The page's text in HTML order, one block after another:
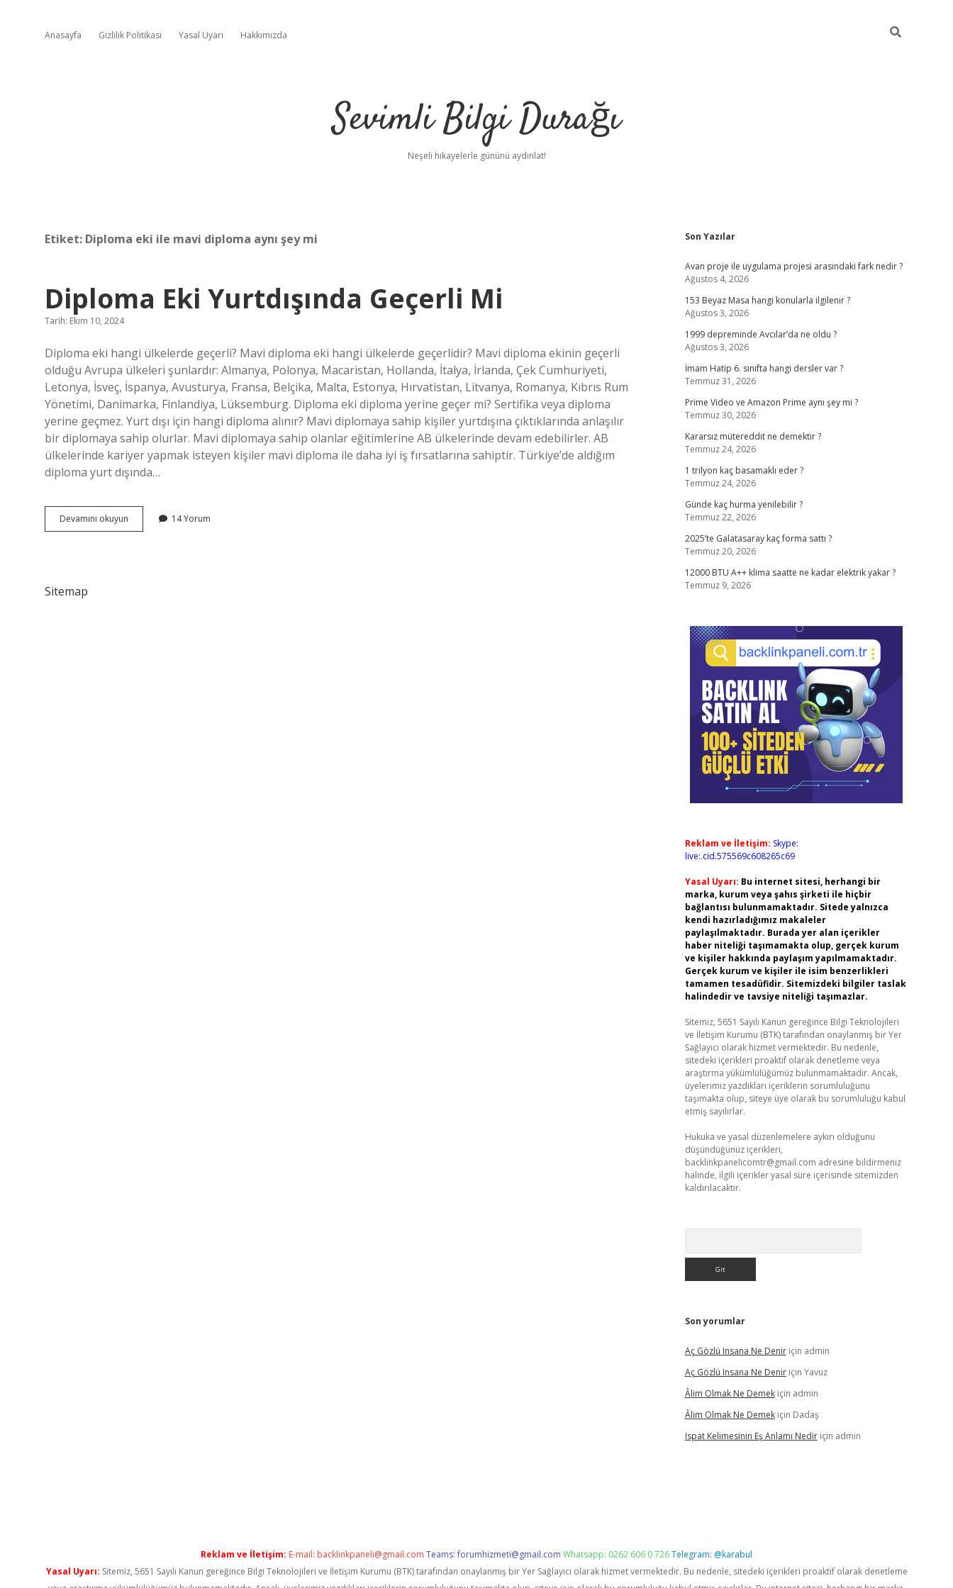
Anasayfa Gizlilik Politikası Yasal Uyarı Hakkımızda
Sevimli Bilgi Durağı
Neşeli hikayelerle gününü aydınlat!
Etiket: Diploma eki ile mavi diploma aynı şey mi
Diploma Eki Yurtdışında Geçerli Mi
Tarih: Ekim 10, 2024
Diploma eki hangi ülkelerde geçerli? Mavi diploma eki hangi ülkelerde geçerlidir? Mavi diploma ekinin geçerli
olduğu Avrupa ülkeleri şunlardır: Almanya, Polonya, Macaristan, Hollanda, İtalya, İrlanda, Çek Cumhuriyeti,
Letonya, İsveç, İspanya, Avusturya, Fransa, Belçika, Malta, Estonya, Hırvatistan, Litvanya, Romanya, Kıbrıs Rum
Yönetimi, Danimarka, Finlandiya, Lüksemburg. Diploma eki diploma yerine geçer mi? Sertifika veya diploma
yerine geçmez. Yurt dışı için hangi diploma alınır? Mavi diplomaya sahip kişiler yurtdışına çıktıklarında anlaşılır
bir diplomaya sahip olurlar. Mavi diplomaya sahip olanlar eğitimlerine AB ülkelerinde devam edebilirler. AB
ülkelerinde kariyer yapmak isteyen kişiler mavi diploma ile daha iyi iş fırsatlarına sahiptir. Türkiye’de aldığım
diploma yurt dışında…
Devamını okuyun Diploma
Eki
14 Yorum
Sitemap
Sidebar
Son Yazılar
Avan proje ile uygulama projesi arasındaki fark nedir ?
Ağustos 4, 2026
153 Beyaz Masa hangi konularla ilgilenir ?
Ağustos 3, 2026
1999 depreminde Avcılar’da ne oldu ?
Ağustos 3, 2026
İmam Hatip 6. sınıfta hangi dersler var ?
Temmuz 31, 2026
Prime Video ve Amazon Prime aynı şey mi ?
Temmuz 30, 2026
Kararsız mütereddit ne demektir ?
Temmuz 24, 2026
1 trilyon kaç basamaklı eder ?
Temmuz 24, 2026
Günde kaç hurma yenilebilir ?
Temmuz 22, 2026
2025’te Galatasaray kaç forma sattı ?
Temmuz 20, 2026
12000 BTU A++ klima saatte ne kadar elektrik yakar ?
Temmuz 9, 2026
Reklam ve İletişim: Skype:
live:.cid.575569c608265c69
Yasal Uyarı: Bu internet sitesi, herhangi bir
marka, kurum veya şahıs şirketi ile hiçbir
bağlantısı bulunmamaktadır. Sitede yalnızca
kendi hazırladığımız makaleler
paylaşılmaktadır. Burada yer alan içerikler
haber niteliği taşımamakta olup, gerçek kurum
ve kişiler hakkında paylaşım yapılmamaktadır.
Gerçek kurum ve kişiler ile isim benzerlikleri
tamamen tesadüfidir. Sitemizdeki bilgiler taslak
halindedir ve tavsiye niteliği taşımazlar.
Sitemiz, 5651 Sayılı Kanun gereğince Bilgi Teknolojileri
ve İletişim Kurumu (BTK) tarafından onaylanmış bir Yer
Sağlayıcı olarak hizmet vermektedir. Bu nedenle,
sitedeki içerikleri proaktif olarak denetleme veya
araştırma yükümlülüğümüz bulunmamaktadır. Ancak,
üyelerimiz yazdıkları içeriklerin sorumluluğunu
taşımakta olup, siteye üye olarak bu sorumluluğu kabul
etmiş sayılırlar.
Hukuka ve yasal düzenlemelere aykırı olduğunu
düşündüğünüz içerikleri,
backlinkpanelicomtr@gmail.com adresine bildirmeniz
halinde, ilgili içerikler yasal süre içerisinde sitemizden
kaldırılacaktır.
Son yorumlar
Aç Gözlü Insana Ne Deniriçin admin
Aç Gözlü Insana Ne Deniriçin Yavuz
Âlim Olmak Ne Demekiçin admin
Âlim Olmak Ne Demekiçin Dadaş
Ispat Kelimesinin Eş Anlamı Nediriçin admin
Reklam ve İletişim: E-mail: backlinkpaneli@gmail.com Teams:forumhizmeti@gmail.com Whatsapp: 0262 606 0 726Telegram: @karabul
Yasal Uyarı: Sitemiz, 5651 Sayılı Kanun gereğince Bilgi Teknolojileri ve İletişim Kurumu (BTK) tarafından onaylanmış bir Yer Sağlayıcı olarak hizmet vermektedir. Bu nedenle, sitedeki içerikleri proaktif olarak denetleme